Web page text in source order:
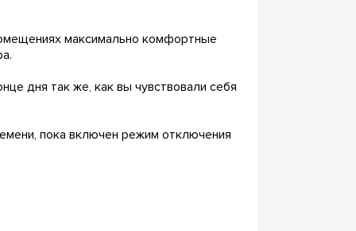
максимально комфортные
дня так же, как вы чувствовали себя
пока включен режим отключения